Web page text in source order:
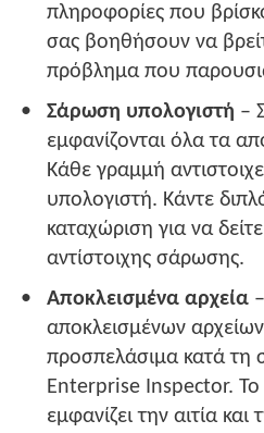
πληροφορίες που
σας βοηθήσουν να
πρόβλημα που
Σάρωση υπολογιστή –
εμφανίζονται όλα τα
Κάθε γραμμή
υπολογιστή. Κάντε
καταχώριση για να
αντίστοιχης σάρωσης.
Αποκλεισμένα αρχεία
αποκλεισμένων
προσπελάσιμα κατά τη
Enterprise Inspector.
εμφανίζει την αιτία